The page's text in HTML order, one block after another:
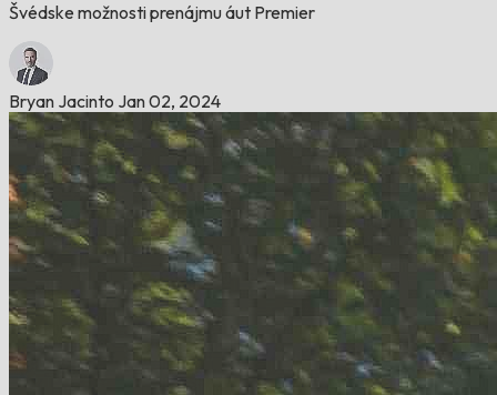
Švédske možnosti prenájmu áut Premier
Bryan Jacinto Jan 02, 2024